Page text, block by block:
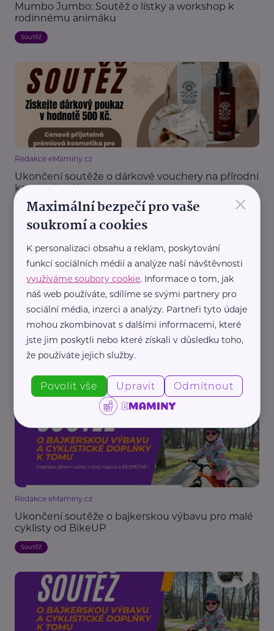
Mumbo Jumbo: Soutěž o lístky a workshop k
rodinnému animáku
Soutěž
Redakce eMaminy.cz
Ukončení soutěže o dárkové vouchery na přírodní
kosmetiku Alma
Soutěž
Redakce eMaminy.cz
Soutěž o poukazy na přírodní kosmetiku: Oslavte
Den matek se značkou Alma
Soutěž
Redakce eMaminy.cz
Ukončení soutěže o bajkerskou výbavu pro malé
cyklisty od BikeUP
Soutěž
×
Maximální bezpečí pro vaše
soukromí a cookies
K personalizaci obsahu a reklam, poskytování
funkcí sociálních médií a analýze naší návštěvnosti
využíváme soubory cookie. Informace o tom, jak
náš web používáte, sdílíme se svými partnery pro
sociální média, inzerci a analýzy. Partneři tyto údaje
mohou zkombinovat s dalšími informacemi, které
jste jim poskytli nebo které získali v důsledku toho,
že používáte jejich služby.
Povolit vše Upravit Odmítnout